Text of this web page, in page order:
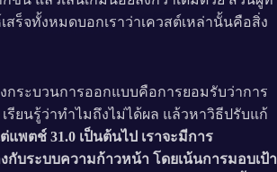
สร็จทั้งหมดบอกเราว่าเควสต์เหล่านั้นคือสิ่ง
ระบวนการออกแบบคือการยอมรับว่าการ
รียนรู้ว่าทำไมถึงไม่ได้ผล แล้วหาวิธีปรับแก้
แพตช์ 31.0 เป็นต้นไป เราจะมีการ
กับระบบความก้าวหน้า โดยเน้นการมอบเป้า